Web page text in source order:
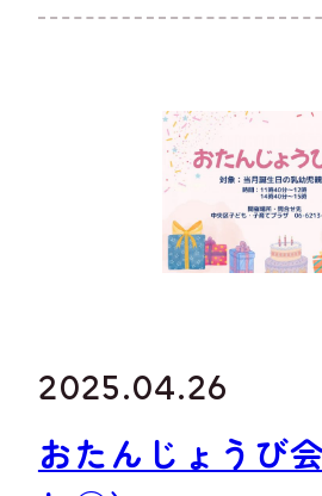
2025.04.26
おたんじょうび